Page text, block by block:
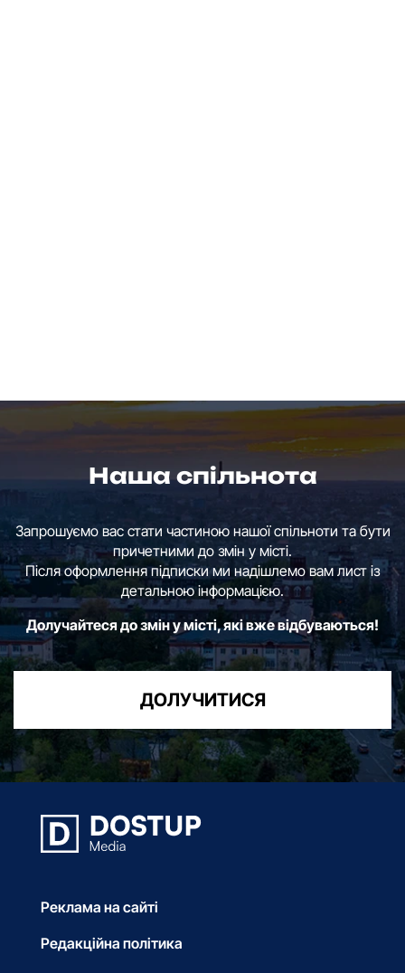
Наша спільнота
Запрошуємо вас стати частиною нашої спільноти та бути
причетними до змін у місті.
Після оформлення підписки ми надішлемо вам лист із
детальною інформацією.
Долучайтеся до змін у місті, які вже відбуваються!
ДОЛУЧИТИСЯ
Реклама на сайті
Редакційна політика